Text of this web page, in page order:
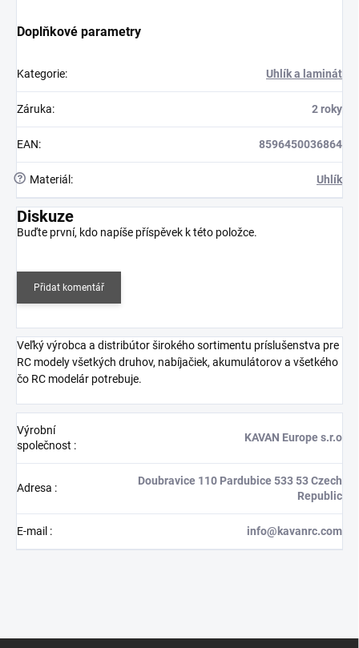
Doplňkové parametry
Kategorie: Uhlík a laminát
Záruka: 2 roky
EAN: 8596450036864
? Materiál : Uhlík
Diskuze
Buďte první, kdo napíše příspěvek k této položce.
Přidat komentář
Veľký výrobca a distribútor širokého sortimentu príslušenstva pre
RC modely všetkých druhov, nabíjačiek, akumulátorov a všetkého
čo RC modelár potrebuje.
Výrobní
společnost :
KAVAN Europe s.r.o
Adresa :
Doubravice 110 Pardubice 533 53 Czech
Republic
E-mail : info@kavanrc.com